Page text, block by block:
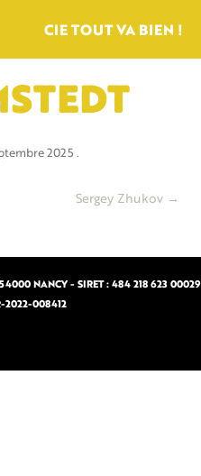
2025 .
Sergey Zhukov →
NANCY - SIRET : 484 218 623 00029
2022-008412
CIE TOUT VA BIEN !